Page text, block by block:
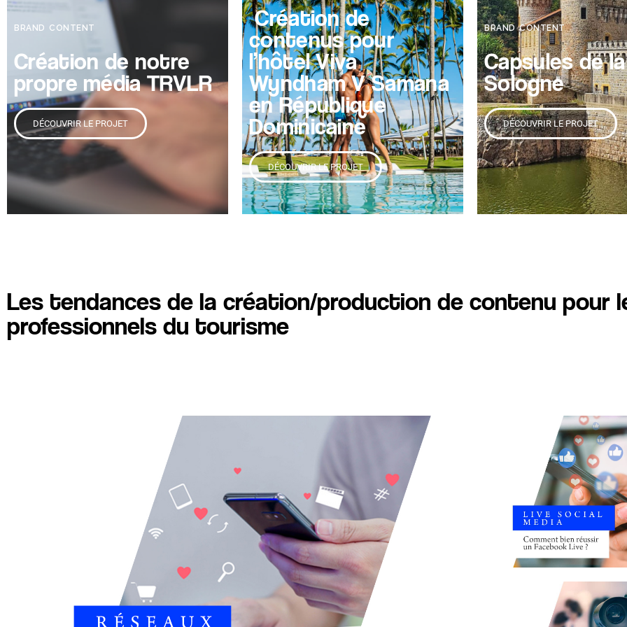
BRAND CONTENT
Création de notre
propre média TRVLR
DÉCOUVRIR LE PROJET
Création de
contenus pour
l’hôtel Viva
Wyndham V Samana
en République
Dominicaine
DÉCOUVRIR LE PROJET
BRAND CONTENT
Capsules de la
Sologne
DÉCOUVRIR LE PROJET
Les tendances de la création/production de contenu pour
professionnels du tourisme